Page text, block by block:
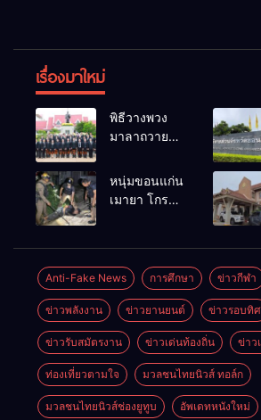
เรื่องมาใหม่
พิธีวางพวง
มาลาถวาย
เนื่องในวันรพี
ประจำปี
ฟุตบอลวันรพี
เพื่อเชื่อม
ความสัมพันธ์
อันดีของ
หน่วยงานใน
กระบวนการ
ยุติธรรม
หนุ่มขอนแก่น
เมายา โกรธที่
คว้าหนังสติ๊ก
ยิง ห้องทำงาน
ผกก.ฯ 2 นัด
ตำรวจคุมตัว
ได้ทันควัน
Anti-Fake News การศึกษา ข่าวกีฬา
ข่าวพลังงาน ข่าวยานยนต์ ข่าวรอบทิศ
ข่าวรับสมัตรงาน ข่าวเด่นท้องถิ่น ข่าว
ท่องเที่ยวตามใจ มวลชนไทยนิวส์ ทอล์ก
มวลชนไทยนิวส์ช่องยูทูบ อัพเดทหนังใหม่